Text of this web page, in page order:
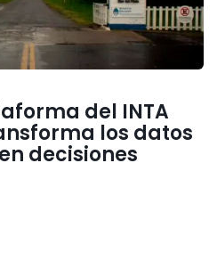
del INTA
los datos
decisiones